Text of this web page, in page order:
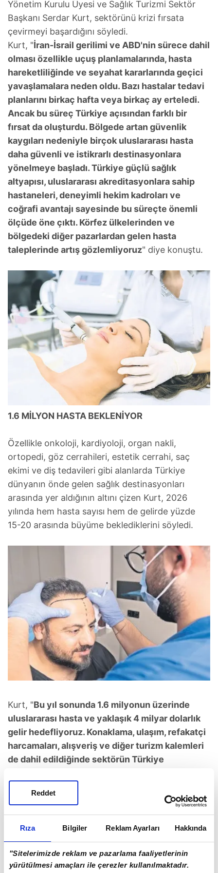
Rıza Bilgiler Reklam Ayarları Hakkında
"Sitelerimizde reklam ve pazarlama faaliyetlerinin
yürütülmesi amaçları ile çerezler kullanılmaktadır.
Reddet
Yönetim Kurulu Üyesi ve Sağlık Turizmi Sektör
Başkanı Serdar Kurt, sektörünü krizi fırsata
çevirmeyi başardığını söyledi.
Kurt, "İran-İsrail gerilimi ve ABD'nin sürece dahil
olması özellikle uçuş planlamalarında, hasta
hareketliliğinde ve seyahat kararlarında geçici
yavaşlamalara neden oldu. Bazı hastalar tedavi
planlarını birkaç hafta veya birkaç ay erteledi.
Ancak bu süreç Türkiye açısından farklı bir
fırsat da oluşturdu. Bölgede artan güvenlik
kaygıları nedeniyle birçok uluslararası hasta
daha güvenli ve istikrarlı destinasyonlara
yönelmeye başladı. Türkiye güçlü sağlık
altyapısı, uluslararası akreditasyonlara sahip
hastaneleri, deneyimli hekim kadroları ve
coğrafi avantajı sayesinde bu süreçte önemli
ölçüde öne çıktı. Körfez ülkelerinden ve
bölgedeki diğer pazarlardan gelen hasta
taleplerinde artış gözlemliyoruz" diye konuştu.
1.6 MİLYON HASTA BEKLENİYOR
Özellikle onkoloji, kardiyoloji, organ nakli,
ortopedi, göz cerrahileri, estetik cerrahi, saç
ekimi ve diş tedavileri gibi alanlarda Türkiye
dünyanın önde gelen sağlık destinasyonları
arasında yer aldığının altını çizen Kurt, 2026
yılında hem hasta sayısı hem de gelirde yüzde
15-20 arasında büyüme beklediklerini söyledi.
Kurt, "Bu yıl sonunda 1.6 milyonun üzerinde
uluslararası hasta ve yaklaşık 4 milyar dolarlık
gelir hedefliyoruz. Konaklama, ulaşım, refakatçi
harcamaları, alışveriş ve diğer turizm kalemleri
de dahil edildiğinde sektörün Türkiye
Yılın ilk beş ayının beklentiler doğrultusunda
geçtiğini anlatan Kurt, "Özellikle Avrupa,
İngiltere, Almanya, Balkanlar, Türk
Cumhuriyetleri ve Körfez ülkelerinden gelen
talep güçlü şekilde devam ediyor"dedi.